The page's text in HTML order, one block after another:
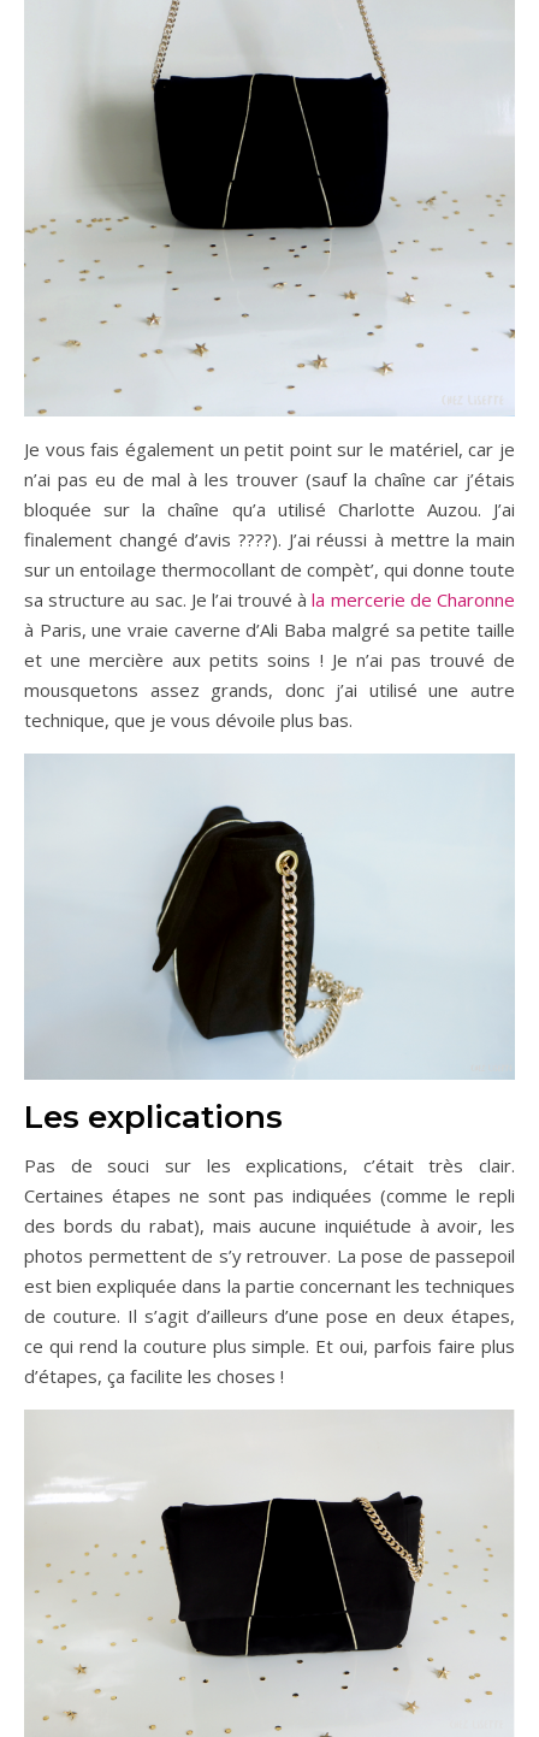
Je vous fais également un petit point sur le matériel, car je
n’ai pas eu de mal à les trouver (sauf la chaîne car j’étais
bloquée sur la chaîne qu’a utilisé Charlotte Auzou. J’ai
finalement changé d’avis ????). J’ai réussi à mettre la main
sur un entoilage thermocollant de compèt’, qui donne toute
sa structure au sac. Je l’ai trouvé àla mercerie de Charonne
à Paris, une vraie caverne d’Ali Baba malgré sa petite taille
et une mercière aux petits soins ! Je n’ai pas trouvé de
mousquetons assez grands, donc j’ai utilisé une autre
technique, que je vous dévoile plus bas.
Les explications
Pas de souci sur les explications, c’était très clair.
Certaines étapes ne sont pas indiquées (comme le repli
des bords du rabat), mais aucune inquiétude à avoir, les
photos permettent de s’y retrouver. La pose de passepoil
est bien expliquée dans la partie concernant les techniques
de couture. Il s’agit d’ailleurs d’une pose en deux étapes,
ce qui rend la couture plus simple. Et oui, parfois faire plus
d’étapes, ça facilite les choses !